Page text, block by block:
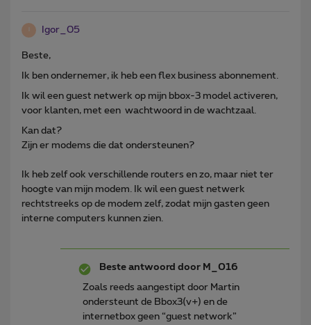
Igor_05
Beste,
Ik ben ondernemer, ik heb een flex business abonnement.
Ik wil een guest netwerk op mijn bbox-3 model activeren,
voor klanten, met een wachtwoord in de wachtzaal.
Kan dat?
Zijn er modems die dat ondersteunen?
Ik heb zelf ook verschillende routers en zo, maar niet ter
hoogte van mijn modem. Ik wil een guest netwerk
rechtstreeks op de modem zelf, zodat mijn gasten geen
interne computers kunnen zien.
Beste antwoord door M_016
Zoals reeds aangestipt door Martin
ondersteunt de Bbox3(v+) en de
internetbox geen “guest network”